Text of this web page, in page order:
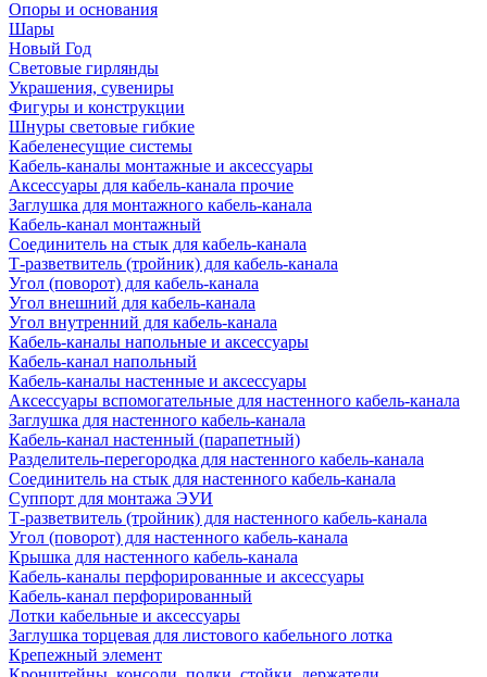
Опоры и основания
Шары
Новый Год
Световые гирлянды
Украшения, сувениры
Фигуры и конструкции
Шнуры световые гибкие
Кабеленесущие системы
Кабель-каналы монтажные и аксессуары
Аксессуары для кабель-канала прочие
Заглушка для монтажного кабель-канала
Кабель-канал монтажный
Соединитель на стык для кабель-канала
Т-разветвитель (тройник) для кабель-канала
Угол (поворот) для кабель-канала
Угол внешний для кабель-канала
Угол внутренний для кабель-канала
Кабель-каналы напольные и аксессуары
Кабель-канал напольный
Кабель-каналы настенные и аксессуары
Аксессуары вспомогательные для настенного кабель-канала
Заглушка для настенного кабель-канала
Кабель-канал настенный (парапетный)
Разделитель-перегородка для настенного кабель-канала
Соединитель на стык для настенного кабель-канала
Суппорт для монтажа ЭУИ
Т-разветвитель (тройник) для настенного кабель-канала
Угол (поворот) для настенного кабель-канала
Крышка для настенного кабель-канала
Кабель-каналы перфорированные и аксессуары
Кабель-канал перфорированный
Лотки кабельные и аксессуары
Заглушка торцевая для листового кабельного лотка
Крепежный элемент